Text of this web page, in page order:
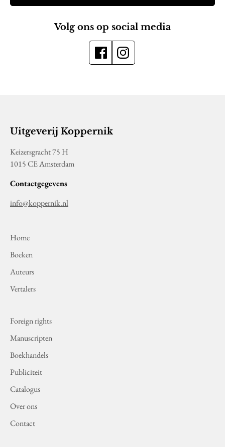
Volg ons op social media
Uitgeverij Koppernik
Keizersgracht 75 H
1015 CE Amsterdam
Contactgegevens
info@koppernik.nl
Home
Boeken
Auteurs
Vertalers
Foreign rights
Manuscripten
Boekhandels
Publiciteit
Catalogus
Over ons
Contact